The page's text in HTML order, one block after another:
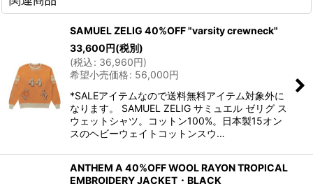
SAMUEL ZELIG 40%OFF "varsity crewneck"
33,600円(税別)
(税込: 36,960円)
希望小売価格: 56,000円
*SALEアイテムなので送料無料アイテム対象外に
なります。 SAMUEL ZELIG サミュエル ゼリグ ス
ウェットシャツ。コットン100%。日本製15オン
スのヘビーウェイトコットンスウ…
ANTHEM A 40%OFF WOOL RAYON TROPICAL
EMBROIDERY JACKET・BLACK